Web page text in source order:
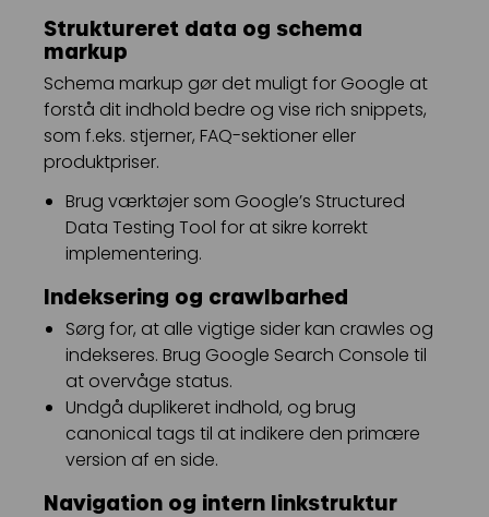
Struktureret data og schema
markup
Schema markup gør det muligt for Google at
forstå dit indhold bedre og vise rich snippets,
som f.eks. stjerner, FAQ-sektioner eller
produktpriser.
Brug værktøjer som Google’s Structured
Data Testing Tool for at sikre korrekt
implementering.
Indeksering og crawlbarhed
Sørg for, at alle vigtige sider kan crawles og
indekseres. Brug Google Search Console til
at overvåge status.
Undgå duplikeret indhold, og brug
canonical tags til at indikere den primære
version af en side.
Navigation og intern linkstruktur